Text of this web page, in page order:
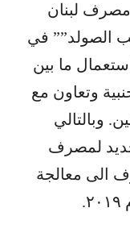
لبنان
الصولد”” في
ما بين
وتعاون مع
وبالتالي
لمصرف
الى معالجة